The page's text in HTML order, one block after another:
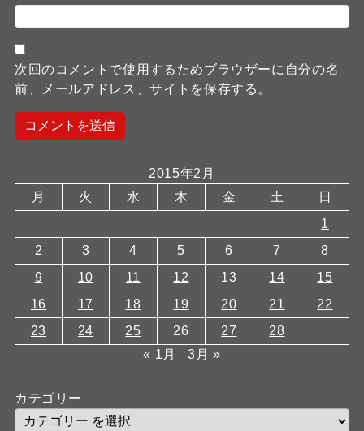
次回のコメントで使用するためブラウザーに自分の名
前、メールアドレス、サイトを保存する。
2015年2月
月
火 水 木 金 土
日
1
2
3 4 5 6 7
8
9
10 11 12 13 14
15
16
17 18 19 20 21
22
23
24 25 26 27
28
« 1月
3月 »
カテゴリー